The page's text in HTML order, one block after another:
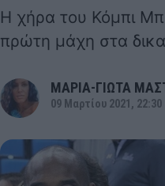
Η χήρα του Κόμπι
πρώτη μάχη στα
ΜΑΡΙΑ-ΓΙΩΤΑ
09 Μαρτίου 2021, 22:30